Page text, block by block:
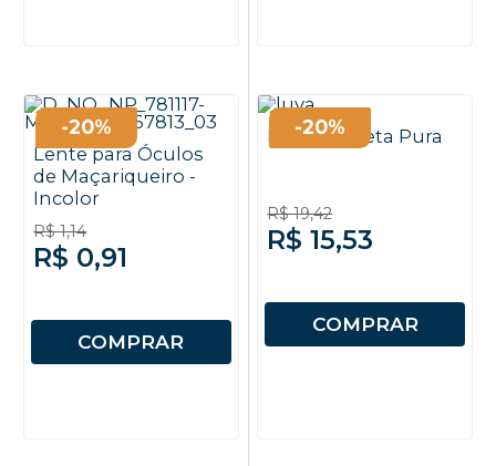
Lente para Óculos
de Maçariqueiro -
Incolor
R$ 1,14
R$ 0,91
COMPRAR
-20% Luva Vaqueta Pura
R$ 19,42
R$ 15,53
COMPRAR
-20%